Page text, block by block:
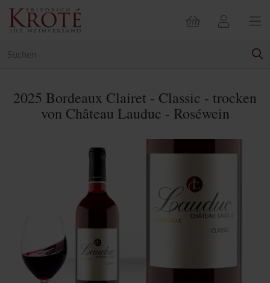
2025 Bordeaux Clairet - Classic - trocken
von Château Lauduc - Roséwein